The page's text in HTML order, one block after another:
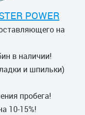
POWER
на
в наличии!
и шпильки)
пробега!
10-15%!